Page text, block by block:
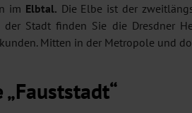
im Elbtal. Die Elbe ist der
der Stadt finden Sie die Dresdner
Mitten in der Metropole und